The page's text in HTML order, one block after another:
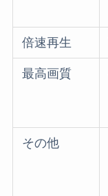
倍速再生
最高画質
その他